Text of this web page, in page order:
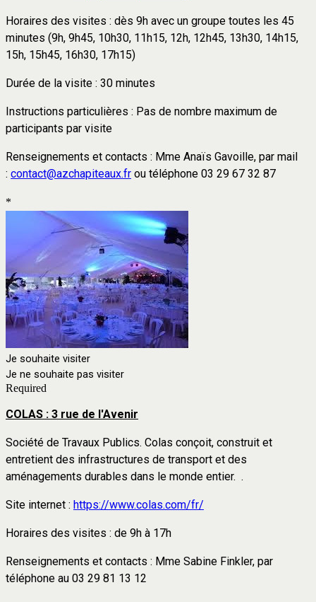
Horaires des visites : dès 9h avec un groupe toutes les 45
minutes (9h, 9h45, 10h30, 11h15, 12h, 12h45, 13h30, 14h15,
15h, 15h45, 16h30, 17h15)
Durée de la visite : 30 minutes
Instructions particulières : Pas de nombre maximum de
participants par visite
Renseignements et contacts : Mme Anaïs Gavoille, par mail
: contact@azchapiteaux.fr ou téléphone 03 29 67 32 87
*
Je souhaite visiter
Je ne souhaite pas visiter
Required
COLAS : 3 rue de l'Avenir
Société de Travaux Publics. Colas conçoit, construit et
entretient des infrastructures de transport et des
aménagements durables dans le monde entier. .
Site internet : https://www.colas.com/fr/
Horaires des visites : de 9h à 17h
Renseignements et contacts : Mme Sabine Finkler, par
téléphone au 03 29 81 13 12